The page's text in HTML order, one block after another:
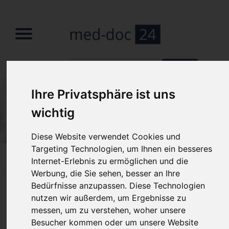
Ihre Privatsphäre ist uns
wichtig
Diese Website verwendet Cookies und
Targeting Technologien, um Ihnen ein besseres
Internet-Erlebnis zu ermöglichen und die
Werbung, die Sie sehen, besser an Ihre
Bedürfnisse anzupassen. Diese Technologien
nutzen wir außerdem, um Ergebnisse zu
messen, um zu verstehen, woher unsere
Besucher kommen oder um unsere Website
Home»News
News